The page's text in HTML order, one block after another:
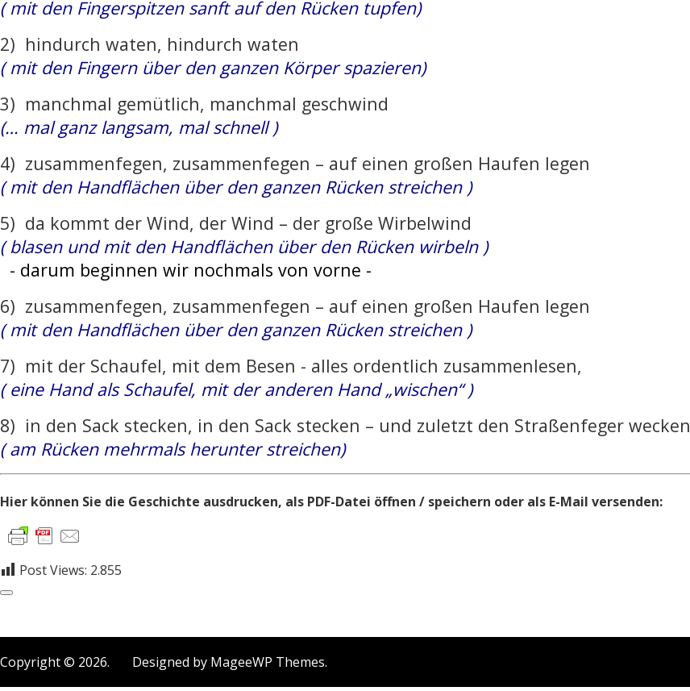
( mit den Fingerspitzen sanft auf den Rücken tupfen)
2) hindurch waten, hindurch waten
( mit den Fingern über den ganzen Körper spazieren)
3) manchmal gemütlich, manchmal geschwind
(… mal ganz langsam, mal schnell )
4) zusammenfegen, zusammenfegen – auf einen großen Haufen legen
( mit den Handflächen über den ganzen Rücken streichen )
5) da kommt der Wind, der Wind – der große Wirbelwind
( blasen und mit den Handflächen über den Rücken wirbeln )
- darum beginnen wir nochmals von vorne -
6) zusammenfegen, zusammenfegen – auf einen großen Haufen legen
( mit den Handflächen über den ganzen Rücken streichen )
7) mit der Schaufel, mit dem Besen - alles ordentlich zusammenlesen,
( eine Hand als Schaufel, mit der anderen Hand „wischen“ )
8) in den Sack stecken, in den Sack stecken – und zuletzt den Straßenfeger wecken
( am Rücken mehrmals herunter streichen)
Hier können Sie die Geschichte ausdrucken, als PDF-Datei öffnen / speichern oder als E-Mail versenden:
Post Views: 2.855
Copyright © 2026. Designed by MageeWP Themes.